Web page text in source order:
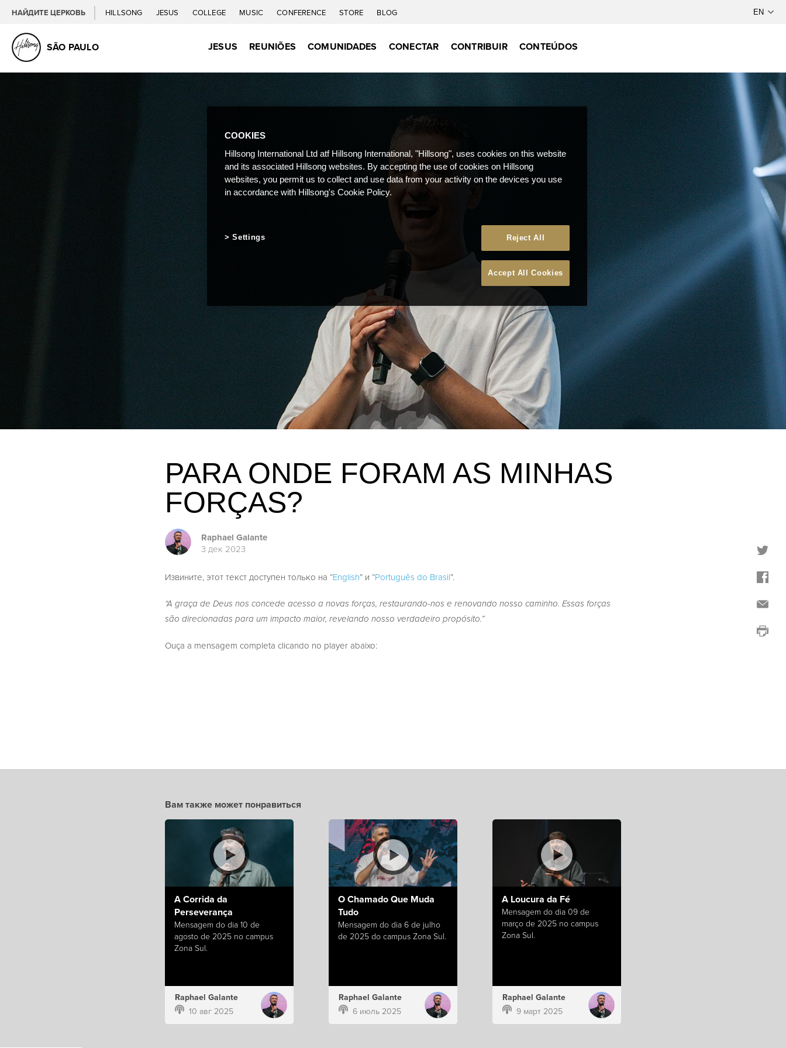
НАЙДИТЕ ЦЕРКОВЬ HILLSONG JESUS COLLEGE MUSIC CONFERENCE STORE BLOG
SÃO PAULO JESUS REUNIÕES COMUNIDADES CONECTAR CONTRIBUIR CONTEÚDOS
PARA ONDE FORAM AS MINHAS
FORÇAS?
Raphael Galante
3 дек 2023
Извините, этот текст доступен только на “English” и “Português do Brasil”.
“A graça de Deus nos concede acesso a novas forças, restaurando-nos e renovando nosso caminho. Essas forças
são direcionadas para um impacto maior, revelando nosso verdadeiro propósito.”
Ouça a mensagem completa clicando no player abaixo:
Вам также может понравиться
A Corrida da
Perseverança
Mensagem do dia 10 de
agosto de 2025 no campus
Zona Sul.
Raphael Galante
10 авг 2025
O Chamado Que Muda
Tudo
Mensagem do dia 6 de julho
de 2025 do campus Zona Sul.
Raphael Galante
6 июль 2025
A Loucura da Fé
Mensagem do dia 09 de
março de 2025 no campus
Zona Sul.
Raphael Galante
9 март 2025
COOKIES
Hillsong International Ltd atf Hillsong International, "Hillsong", uses cookies on this website
and its associated Hillsong websites. By accepting the use of cookies on Hillsong
websites, you permit us to collect and use data from your activity on the devices you use
in accordance with Hillsong's Cookie Policy.
Reject All
Accept All Cookies
Settings